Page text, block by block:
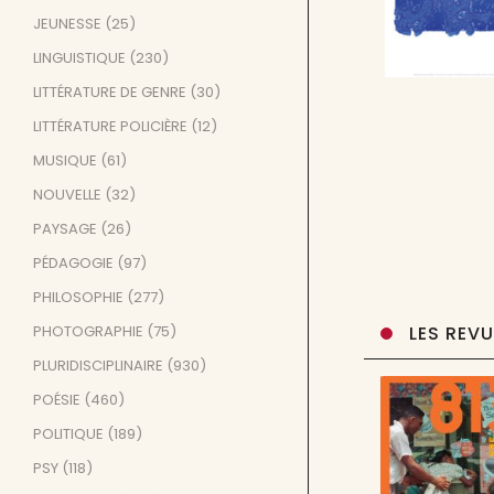
LES
JEUNESSE (25)
LINGUISTIQUE (230)
LITTÉRATURE DE GENRE (30)
LITTÉRATURE POLICIÈRE (12)
MUSIQUE (61)
NOUVELLE (32)
PAYSAGE (26)
PÉDAGOGIE (97)
PHILOSOPHIE (277)
PHOTOGRAPHIE (75)
PLURIDISCIPLINAIRE (930)
POÉSIE (460)
POLITIQUE (189)
PSY (118)